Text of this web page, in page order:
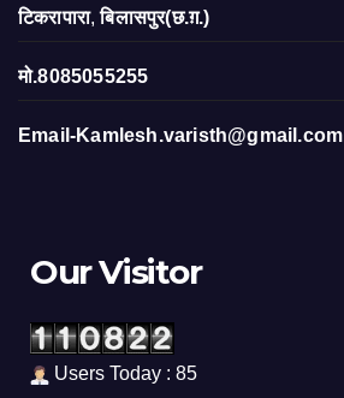
टिकरापारा,बिलासपुर(छ.ग़.)
मो.8085055255
Email-Kamlesh.varisth@gmail.com
Our Visitor
Users Today : 85